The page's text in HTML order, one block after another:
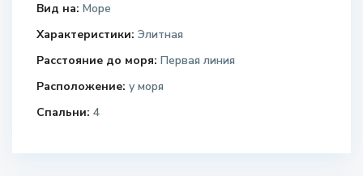
Вид на: Море
Характеристики: Элитная
Расстояние до моря: Первая линия
Расположение: у моря
Спальни: 4